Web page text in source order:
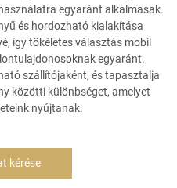
egyaránt alkalmasak.
és hordozható kialakítása
így tökéletes választás mobil
egyaránt.
szállítójaként, és tapasztalja
közötti különbséget, amelyet
nyújtanak.
kérése